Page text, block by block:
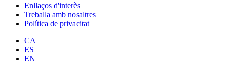
Enllaços d'interès
Treballa amb nosaltres
Política de privacitat
CA
ES
EN